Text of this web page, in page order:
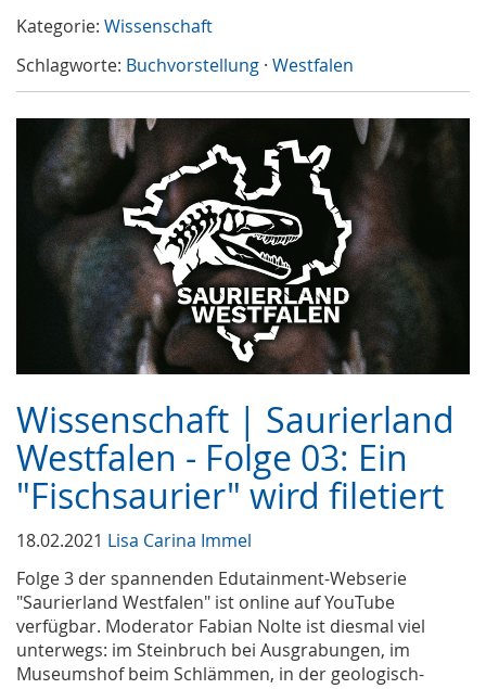
Kategorie: Wissenschaft
Schlagworte: Buchvorstellung · Westfalen
Wissenschaft | Saurierland
Westfalen - Folge 03: Ein
"Fischsaurier" wird filetiert
18.02.2021 Lisa Carina Immel
Folge 3 der spannenden Edutainment-Webserie
"Saurierland Westfalen" ist online auf YouTube
verfügbar. Moderator Fabian Nolte ist diesmal viel
unterwegs: im Steinbruch bei Ausgrabungen, im
Museumshof beim Schlämmen, in der geologisch-